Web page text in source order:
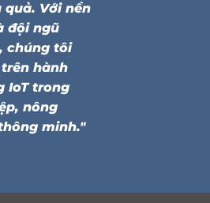
Với nền
đội ngũ
chúng tôi
hành
IoT trong
nông
minh."